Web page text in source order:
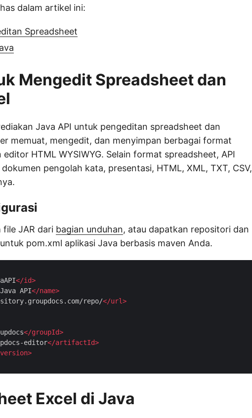
dalam artikel ini:
Spreadsheet
Mengedit Spreadsheet dan
Java API untuk pengeditan spreadsheet dan
memuat, mengedit, dan menyimpan berbagai format
HTML WYSIWYG. Selain format spreadsheet, API
pengolah kata, presentasi, HTML, XML, TXT, CSV,
file JAR dari bagian unduhan, atau dapatkan repositori dan
pom.xml aplikasi Java berbasis maven Anda.
</id>
API</name>
repo/</url>
</groupId>
editor</artifactId>
version>
Excel di Java